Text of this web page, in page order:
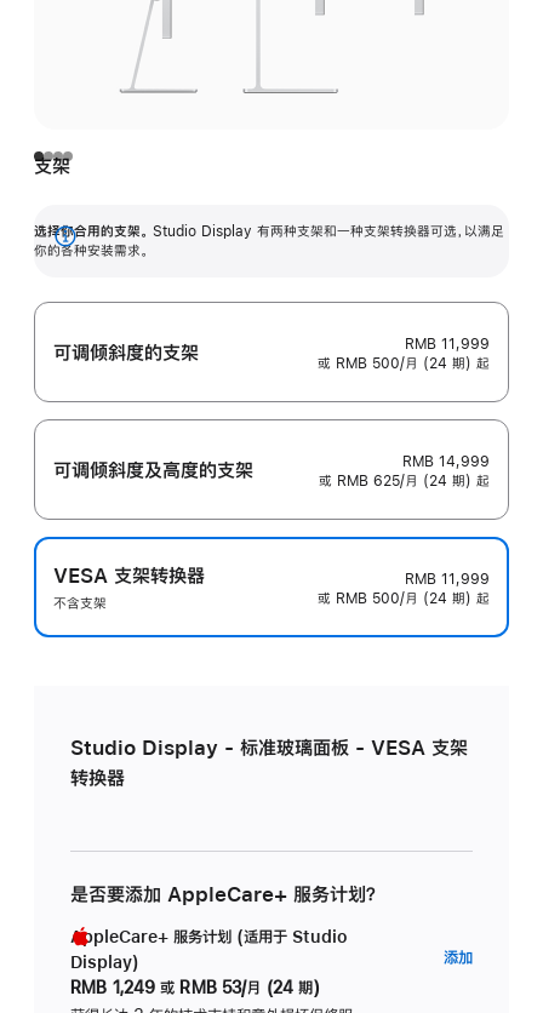
支架
选择你合用的支架。 Studio Display 有两种支架和一种支架转换器可选，以满足
你的各种安装需求。
展
可调倾斜度的支架
RMB 11,999
或 RMB 500/月 (24 期) 起
可调倾斜度及高‍度的支‍架
RMB 14,999
或 RMB 625/月 (24 期) 起
VESA 支架转换器
不含支架
RMB 11,999
或 RMB 500/月 (24 期) 起
Studio Display - 标准玻璃面板 - VESA 支架
转换器
是否要添加 AppleCare+ 服务计划？
AppleCare+ 服务计划 (适用于 Studio
Display)
RMB 1,249 或 RMB 53/月 (24 期)
添加